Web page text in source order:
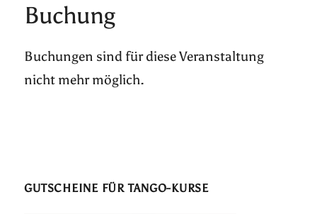
Buchung
Buchungen sind für diese Veranstaltung
nicht mehr möglich.
GUTSCHEINE FÜR TANGO-KURSE